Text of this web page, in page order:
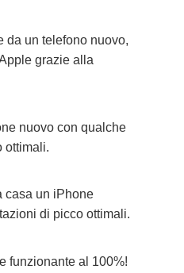
da un telefono nuovo,
grazie alla
nuovo con qualche
ottimali.
casa un iPhone
di picco ottimali.
funzionante al 100%!